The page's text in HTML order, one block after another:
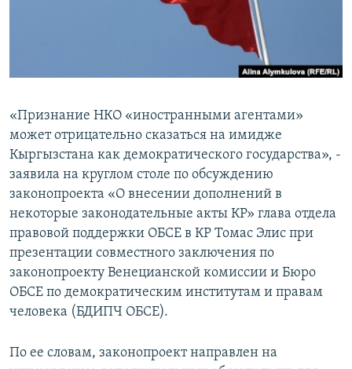
«Признание НКО «иностранными агентами»
может отрицательно сказаться на имидже
Кыргызстана как демократического государства», -
заявила на круглом столе по обсуждению
законопроекта «О внесении дополнений в
некоторые законодательные акты КР» глава отдела
правовой поддержки ОБСЕ в КР Томас Элис при
презентации совместного заключения по
законопроекту Венецианской комиссии и Бюро
ОБСЕ по демократическим институтам и правам
человека (БДИПЧ ОБСЕ).
По ее словам, законопроект направлен на